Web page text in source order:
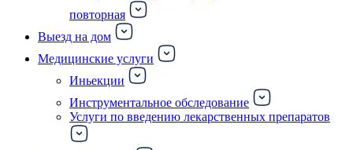
повторная
Выезд на дом
Медицинские услуги
Иньекции
Инструментальное обследование
Услуги по введению лекарственных препаратов